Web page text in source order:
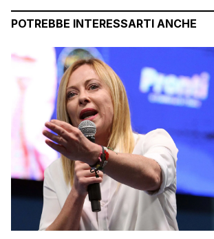
POTREBBE INTERESSARTI ANCHE